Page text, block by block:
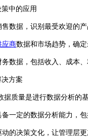
中的应用
数据，识别最受欢迎的
应商数据和市场趋势，确
数据，包括收入、成本
方案
据质量是进行数据分析的
一定的数据分析能力，
的决策文化，让管理层